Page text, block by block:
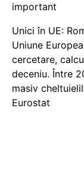
important
Unici în UE:
Uniune
cercetare,
deceniu. Între
masiv
Eurostat